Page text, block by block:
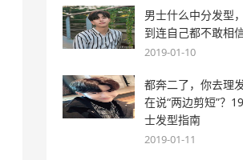
男士什么中分发型
到连自己都不敢相信
2019-01-10
都奔二了，你去理
在说“两边剪短”？
士发型指南
2019-01-11